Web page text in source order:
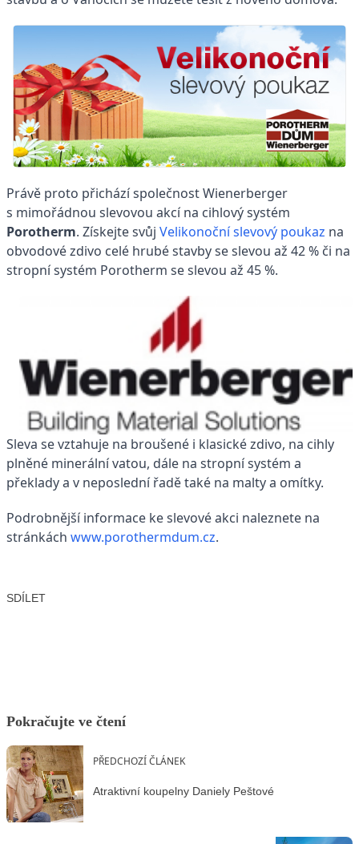
Právě proto přichází společnost Wienerberger
s mimořádnou slevovou akcí na cihlový systém
Porotherm. Získejte svůj Velikonoční slevový poukaz na
obvodové zdivo celé hrubé stavby se slevou až 42 % či na
stropní systém Porotherm se slevou až 45 %.
Sleva se vztahuje na broušené i klasické zdivo, na cihly
plněné minerální vatou, dále na stropní systém a
překlady a v neposlední řadě také na malty a omítky.
Podrobnější informace ke slevové akci naleznete na
stránkách www.porothermdum.cz.
SDÍLET
Pokračujte ve čtení
PŘEDCHOZÍ ČLÁNEK
Atraktivní koupelny Daniely Peštové